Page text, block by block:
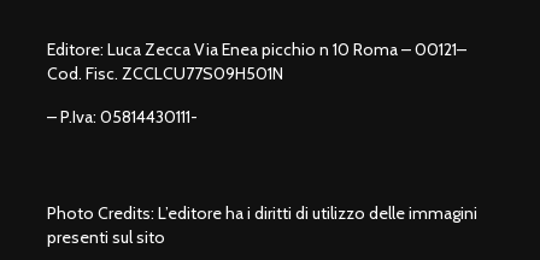
Editore: Luca Zecca Via Enea picchio n 10 Roma – 00121–
Cod. Fisc. ZCCLCU77S09H501N
– P.Iva: 05814430111-
Photo Credits: L’editore ha i diritti di utilizzo delle immagini
presenti sul sito